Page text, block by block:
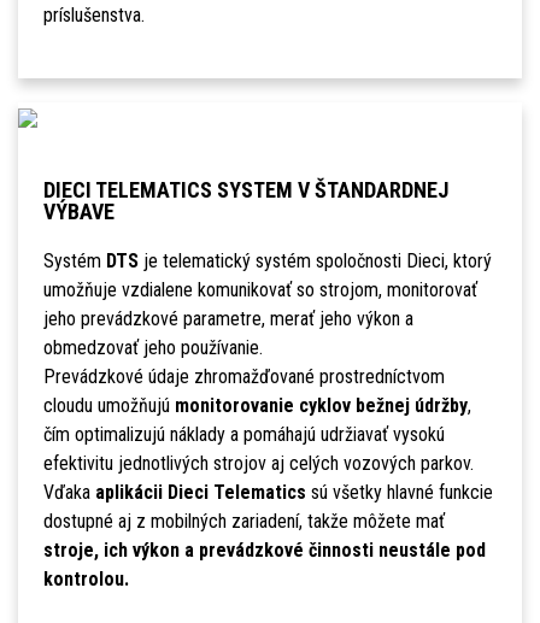
príslušenstva.
DIECI TELEMATICS SYSTEM V ŠTANDARDNEJ
VÝBAVE
Systém DTSje telematický systém spoločnosti Dieci, ktorý
umožňuje vzdialene komunikovať so strojom, monitorovať
jeho prevádzkové parametre, merať jeho výkon a
obmedzovať jeho používanie.
Prevádzkové údaje zhromažďované prostredníctvom
cloudu umožňujú monitorovanie cyklov bežnej údržby,
čím optimalizujú náklady a pomáhajú udržiavať vysokú
efektivitu jednotlivých strojov aj celých vozových parkov.
Vďaka aplikácii Dieci Telematics sú všetky hlavné funkcie
dostupné aj z mobilných zariadení, takže môžete mať
stroje, ich výkon a prevádzkové činnosti neustále pod
kontrolou.